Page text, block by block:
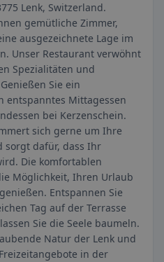
Lenk, Switzerland.
gemütliche Zimmer,
ausgezeichnete Lage im
Unser Restaurant verwöhnt
Spezialitäten und
Sie ein
entspanntes Mittagessen
bei Kerzenschein.
sich gerne um Ihre
sorgt dafür, dass Ihr
Die komfortablen
Möglichkeit, Ihren Urlaub
Entspannen Sie
Tag auf der Terrasse
Sie die Seele baumeln.
Natur der Lenk und
in der